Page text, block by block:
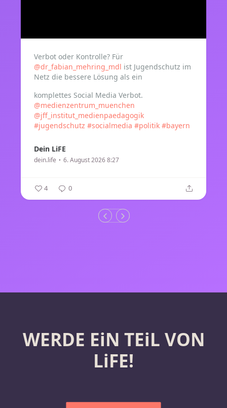
Verbot oder Kontrolle? Für
@dr_fabian_mehring_mdl ist Jugendschutz im
Netz die bessere Lösung als ein
komplettes Social Media Verbot.
@medienzentrum_muenchen
@jff_institut_medienpaedagogik
#jugendschutz #socialmedia #politik #bayern
Dein LiFE
dein.life 6. August 2026 8:27
4 0
WERDE EiN TEiL VON
LiFE!